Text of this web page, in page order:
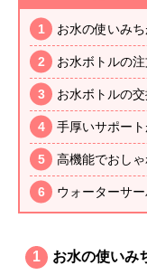
お水の使いみ
お水ボトルの
お水ボトルの
手厚いサポー
高機能でおし
ウォーターサ
1 お水の使いみ